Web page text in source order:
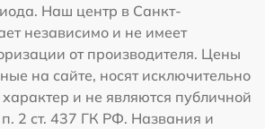
Наш центр в Санкт-
независимо и не имеет
от производителя. Цены
на сайте, носят исключительно
и не являются публичной
2 ст. 437 ГК РФ. Названия и